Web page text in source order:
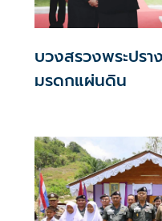
บวงสรวงพระปร
มรดกแผ่นดิน